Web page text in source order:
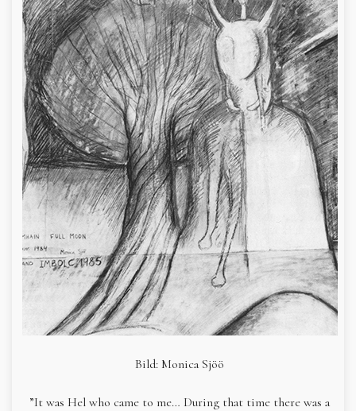
Bild: Monica Sjöö
”It was Hel who came to me… During that time there was a